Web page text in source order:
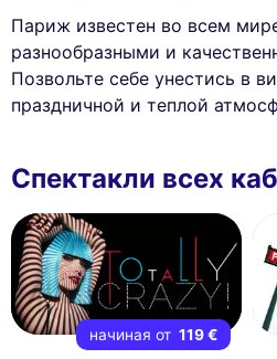
Париж известен во всем
разнообразными и
Позвольте себе унестись в
праздничной и теплой
Спектакли всех
начиная от 119 €